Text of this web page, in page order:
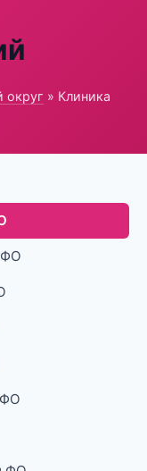
округ » Клиника
ФО
ФО